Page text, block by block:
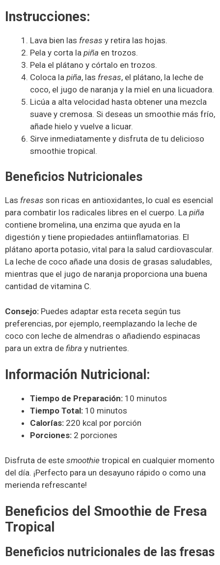
Instrucciones:
Lava bien las fresas y retira las hojas.
Pela y corta la piña en trozos.
Pela el plátano y córtalo en trozos.
Coloca la piña, las fresas, el plátano, la leche de
coco, el jugo de naranja y la miel en una licuadora.
Licúa a alta velocidad hasta obtener una mezcla
suave y cremosa. Si deseas un smoothie más frío,
añade hielo y vuelve a licuar.
Sirve inmediatamente y disfruta de tu delicioso
smoothie tropical.
Beneficios Nutricionales
Las fresas son ricas en antioxidantes, lo cual es esencial
para combatir los radicales libres en el cuerpo. La piña
contiene bromelina, una enzima que ayuda en la
digestión y tiene propiedades antiinflamatorias. El
plátano aporta potasio, vital para la salud cardiovascular.
La leche de coco añade una dosis de grasas saludables,
mientras que el jugo de naranja proporciona una buena
cantidad de vitamina C.
Consejo: Puedes adaptar esta receta según tus
preferencias, por ejemplo, reemplazando la leche de
coco con leche de almendras o añadiendo espinacas
para un extra de fibra y nutrientes.
Información Nutricional:
Tiempo de Preparación: 10 minutos
Tiempo Total: 10 minutos
Calorías: 220 kcal por porción
Porciones: 2 porciones
Disfruta de este smoothie tropical en cualquier momento
del día. ¡Perfecto para un desayuno rápido o como una
merienda refrescante!
Beneficios del Smoothie de Fresa
Tropical
Beneficios nutricionales de las fresas